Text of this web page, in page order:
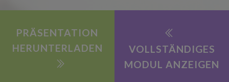
PRÄSENTATION
HERUNTERLADEN
VOLLSTÄNDIGES
MODUL ANZEIGEN